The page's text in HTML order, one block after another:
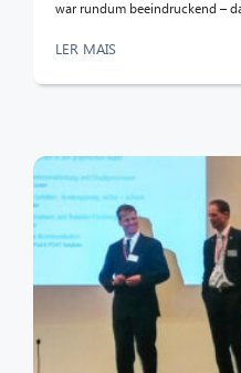
war rundum beeindruckend –
LER MAIS